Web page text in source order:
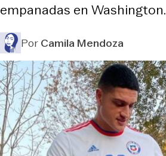
empanadas en Washington.
PorCamila Mendoza